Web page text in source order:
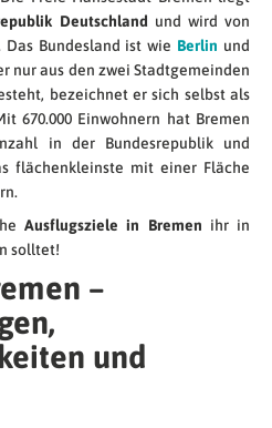
Deutschlandund wird von
Das Bundesland ist wie Berlin und
nur aus den zwei Stadtgemeinden
bezeichnet er sich selbst als
670.000 Einwohnern hat Bremen
in der Bundesrepublik und
flächenkleinste mit einer Fläche
Ausflugsziele in Bremen ihr in
solltet!
–
und